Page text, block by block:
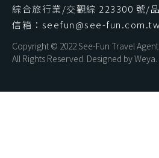
綜合旅行業/交觀綜 223300 號/
信箱：seefun@see-fun.com.tw
Copyright © 2022 See-Fun Travel
All Rights Reserved. Designed byWeya.